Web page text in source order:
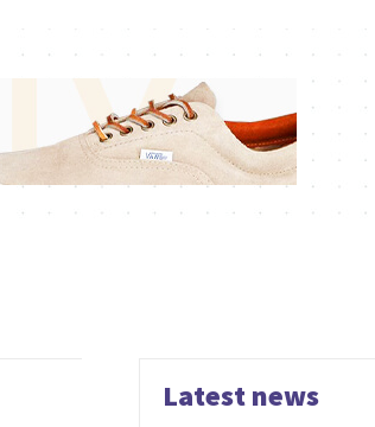
Latest news